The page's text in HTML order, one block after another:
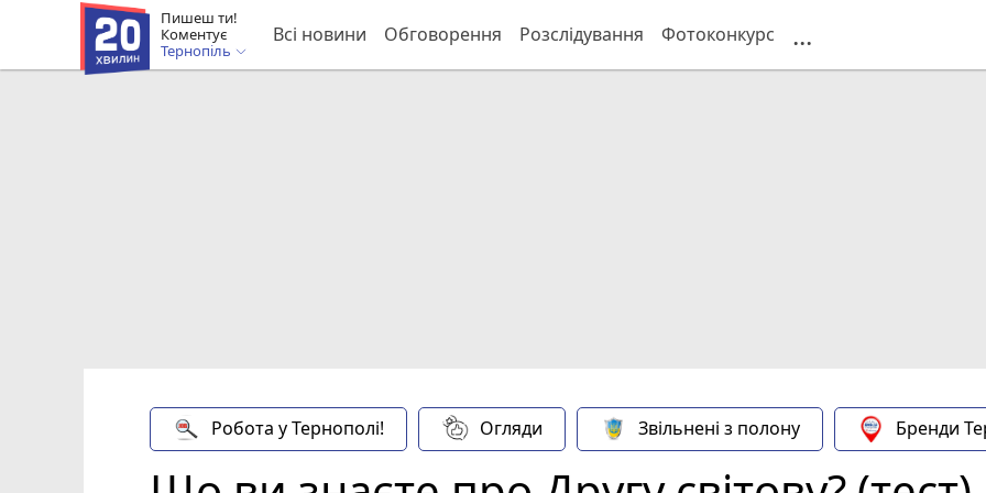
Пишеш ти!
Коментує
Тернопіль
Всі новини Обговорення Розслідування Фотоконкурс ...
Робота у Тернополі! Огляди Звільнені з полону Бренди